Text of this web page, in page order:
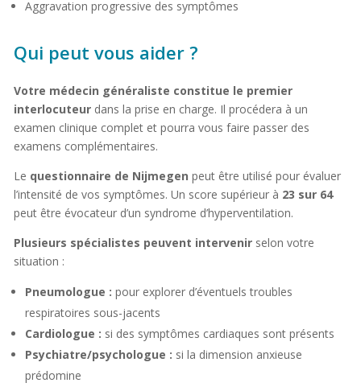
Aggravation progressive des symptômes
Qui peut vous aider ?
Votre médecin généraliste constitue le premier
interlocuteurdans la prise en charge. Il procédera à un
examen clinique complet et pourra vous faire passer des
examens complémentaires.
Le questionnaire de Nijmegen peut être utilisé pour évaluer
l’intensité de vos symptômes. Un score supérieur à 23 sur 64
peut être évocateur d’un syndrome d’hyperventilation.
Plusieurs spécialistes peuvent intervenirselon votre
situation :
Pneumologue : pour explorer d’éventuels troubles
respiratoires sous-jacents
Cardiologue : si des symptômes cardiaques sont présents
Psychiatre/psychologue : si la dimension anxieuse
prédomine